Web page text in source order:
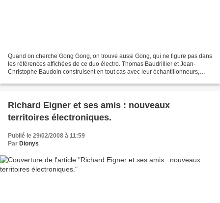
Quand on cherche Gong Gong, on trouve aussi Gong, qui ne figure pas dans
les références affichées de ce duo électro. Thomas Baudrillier et Jean-
Christophe Baudoin construisent en tout cas avec leur échantillonneurs,
Richard Eigner et ses amis : nouveaux
territoires électroniques.
Publié le 29/02/2008 à 11:59
Par Dionys